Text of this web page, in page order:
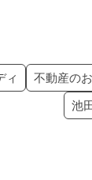
ィ 不動産の
池